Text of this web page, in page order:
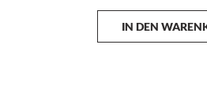
IN DEN